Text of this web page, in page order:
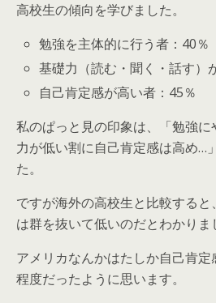
高校生の傾向を学びました。
勉強を主体的に行う者：40％
基礎力（読む・聞く・話す）
自己肯定感が高い者：45％
私のぱっと見の印象は、「勉強
力が低い割に自己肯定感は高め…
た。
ですが海外の高校生と比較する
は群を抜いて低いのだとわかりま
アメリカなんかはたしか自己肯
程度だったように思います。